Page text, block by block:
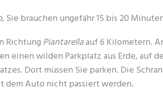
, Sie brauchen ungefähr 15 bis 20
Richtung Piantarellaauf 6 Kilometern.
einen wilden Parkplatz aus Erde, auf
Dort müssen Sie parken. Die
Auto nicht passiert werden.